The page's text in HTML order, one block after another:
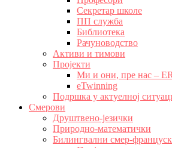
Секретар школе
ПП служба
Библиотека
Рачуноводство
Активи и тимови
Пројекти
Ми и они, пре нас –
eTwinning
Подршка у актуелној
Смерови
Друштвено-језички
Природно-математички
Билингвални смер-